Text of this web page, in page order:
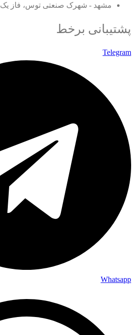
مشهد - شهرک صنعتی توس، فاز یک
پشتیبانی برخط
Telegram
Whatsapp